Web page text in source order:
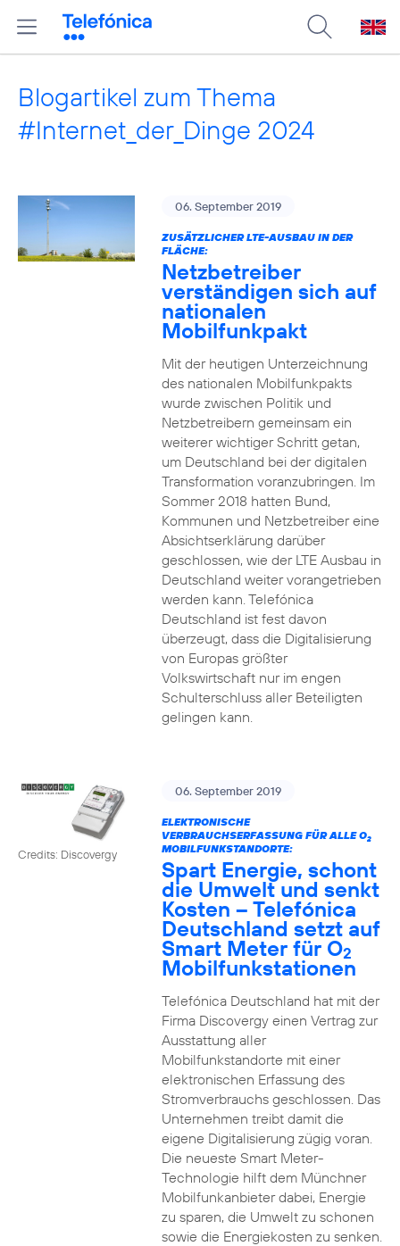
Blogartikel zum Thema
#Internet_der_Dinge 2024
06. September 2019
ZUSÄTZLICHER LTE-AUSBAU IN DER
FLÄCHE:
Netzbetreiber
verständigen sich auf
nationalen
Mobilfunkpakt
Mit der heutigen Unterzeichnung
des nationalen Mobilfunkpakts
wurde zwischen Politik und
Netzbetreibern gemeinsam ein
weiterer wichtiger Schritt getan,
um Deutschland bei der digitalen
Transformation voranzubringen. Im
Sommer 2018 hatten Bund,
Kommunen und Netzbetreiber eine
Absichtserklärung darüber
geschlossen, wie der LTE Ausbau in
Deutschland weiter vorangetrieben
werden kann. Telefónica
Deutschland ist fest davon
überzeugt, dass die Digitalisierung
von Europas größter
Volkswirtschaft nur im engen
Schulterschluss aller Beteiligten
gelingen kann.
Credits: Discovergy
06. September 2019
ELEKTRONISCHE
VERBRAUCHSERFASSUNG FÜR ALLE O2
MOBILFUNKSTANDORTE:
Spart Energie, schont
die Umwelt und senkt
Kosten – Telefónica
Deutschland setzt auf
Smart Meter für O2
Mobilfunkstationen
Telefónica Deutschland hat mit der
Firma Discovergy einen Vertrag zur
Ausstattung aller
Mobilfunkstandorte mit einer
elektronischen Erfassung des
Stromverbrauchs geschlossen. Das
Unternehmen treibt damit die
eigene Digitalisierung zügig voran.
Die neueste Smart Meter-
Technologie hilft dem Münchner
Mobilfunkanbieter dabei, Energie
zu sparen, die Umwelt zu schonen
sowie die Energiekosten zu senken.